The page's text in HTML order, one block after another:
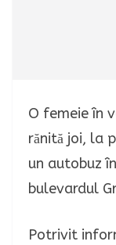
O femeie în
rănită joi, la
un autobuz
bulevardul
Potrivit